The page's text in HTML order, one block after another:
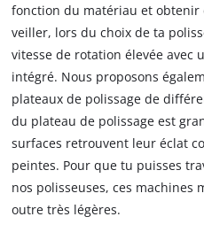
fonction du matériau et
veiller, lors du choix de ta
vitesse de rotation élevée avec
intégré. Nous proposons
plateaux de polissage de
du plateau de polissage est
surfaces retrouvent leur éclat
peintes. Pour que tu puisses
nos polisseuses, ces machines
outre très légères.